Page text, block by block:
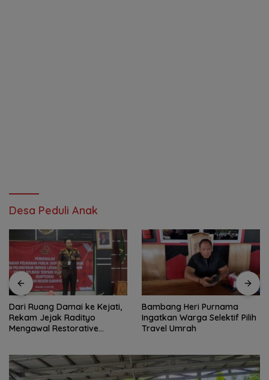
Desa Peduli Anak
Dari Ruang Damai ke Kejati,
Rekam Jejak Radityo
Mengawal Restorative
Bambang Heri Purnama
Ingatkan Warga Selektif Pilih
Travel Umrah